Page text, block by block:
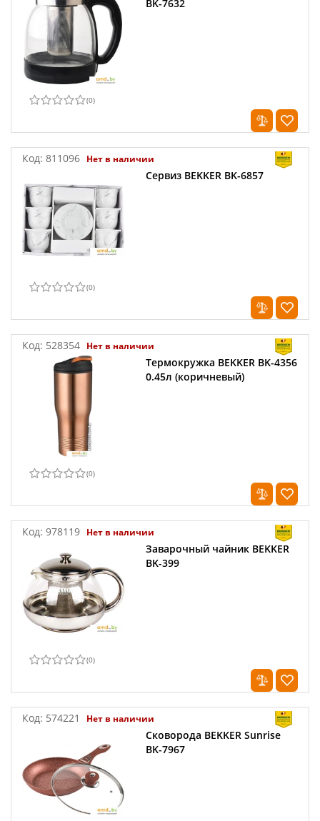
BK-7632
(0)
Код: 811096 Нет в наличии
Сервиз BEKKER BK-6857
(0)
Код: 528354 Нет в наличии
Термокружка BEKKER BK-4356
0.45л (коричневый)
(0)
Код: 978119 Нет в наличии
Заварочный чайник BEKKER
BK-399
(0)
Код: 574221 Нет в наличии
Сковорода BEKKER Sunrise
BK-7967